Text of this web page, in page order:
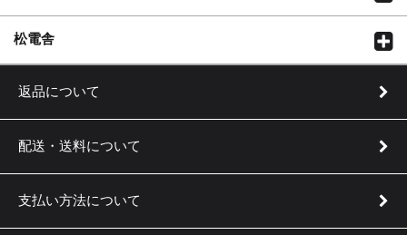
松電舎
返品について
配送・送料について
支払い方法について